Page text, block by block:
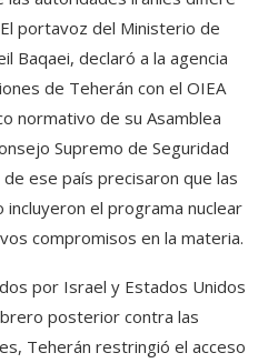
portavoz del Ministerio de
Baqaei, declaró a la agencia
de Teherán con el OIEA
normativo de su Asamblea
Supremo de Seguridad
ese país precisaron que las
incluyeron el programa nuclear
compromisos en la materia.
por Israel y Estados Unidos
posterior contra las
Teherán restringió el acceso